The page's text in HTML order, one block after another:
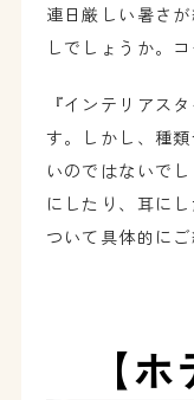
連日厳しい暑さ
しでしょうか。
『インテリアス
す。しかし、種
いのではないで
にしたり、耳に
ついて具体的にご
【